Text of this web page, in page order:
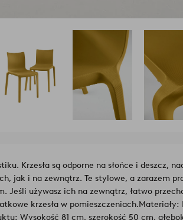
Krzesła są odporne na słońce i deszcz,
jak i na zewnątrz. Te stylowe, a zarazem
Jeśli używasz ich na zewnątrz, łatwo
krzesła w pomieszczeniach.Materiały:
Wysokość 81 cm, szerokość 50 cm,